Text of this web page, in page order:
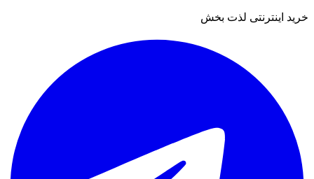
خرید اینترنتی لذت بخش